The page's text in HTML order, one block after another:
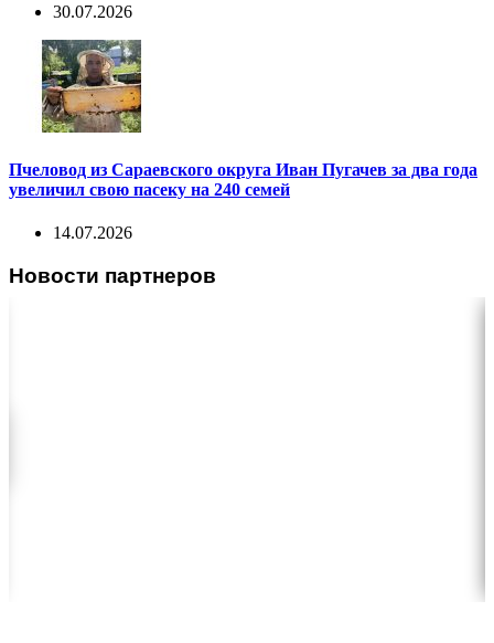
30.07.2026
Пчеловод из Сараевского округа Иван Пугачев за два года
увеличил свою пасеку на 240 семей
14.07.2026
Новости партнеров